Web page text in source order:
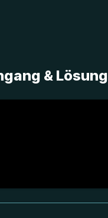
& Lösung